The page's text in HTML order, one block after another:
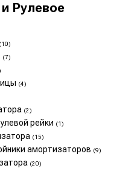
Рулевое
(10)
(7)
(4)
(2)
рейки (1)
(15)
амортизаторов (9)
(20)